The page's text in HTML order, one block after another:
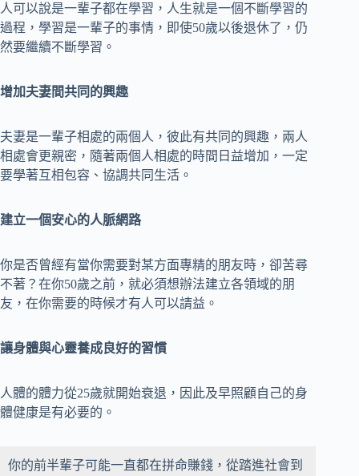
人可以說是一輩子都在學習，人生就是一個不斷學習的
過程，學習是一輩子的事情，即使50歲以後退休了，仍
然要繼續不斷學習。
增加夫妻間共同的興趣
夫妻是一輩子相處的兩個人，彼此有共同的興趣，兩人
相處會更親密，隨著兩個人相處的時間日益增加，一定
要學著互相包容、協調共同生活。
建立一個安心的人脈網路
你是否曾經有當你需要對某方面專精的朋友時，卻苦尋
不著？在你50歲之前，就必須想辦法建立各領域的朋
友，在你需要的時候才有人可以請益。
讓身體與心靈養成良好的習慣
人體的體力從25歲就開始衰退，因此及早照顧自己的身
體健康是有必要的。
你的前半輩子可能一直都在拼命賺錢，從踏進社會到